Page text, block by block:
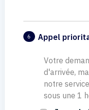
6 Appel
Votre
d'arrivée,
notre
sous une 1